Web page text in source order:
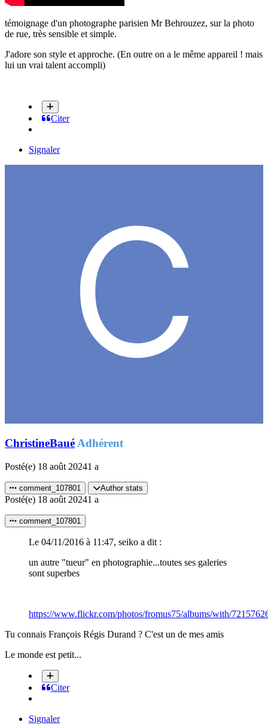
témoignage d'un photographe parisien Mr Behrouzez, sur la photo
de rue, très sensible et simple.
J'adore son style et approche. (En outre on a le même appareil ! mais
lui un vrai talent accompli)
Citer
Signaler
ChristineBauéAdhérent
Posté(e) 18 août 20241 a
comment_107801 Author stats
Posté(e) 18 août 20241 a
comment_107801
Le 04/11/2016 à 11:47, seiko a dit :
un autre "tueur" en photographie...toutes ses galeries
sont superbes
https://www.flickr.com/photos/fromus75/albums/with/
Tu connais François Régis Durand ? C'est un de mes amis
Le monde est petit...
Citer
Signaler